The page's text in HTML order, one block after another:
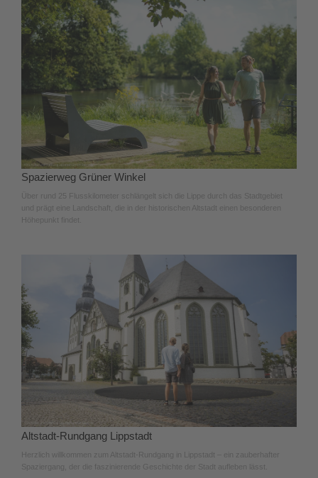
Spazierweg Grüner Winkel
Über rund 25 Flusskilometer schlängelt sich die Lippe durch das Stadtgebiet
und prägt eine Landschaft, die in der historischen Altstadt einen besonderen
Höhepunkt findet.
Altstadt-Rundgang Lippstadt
Herzlich willkommen zum Altstadt-Rundgang in Lippstadt – ein zauberhafter
Spaziergang, der die faszinierende Geschichte der Stadt aufleben lässt.